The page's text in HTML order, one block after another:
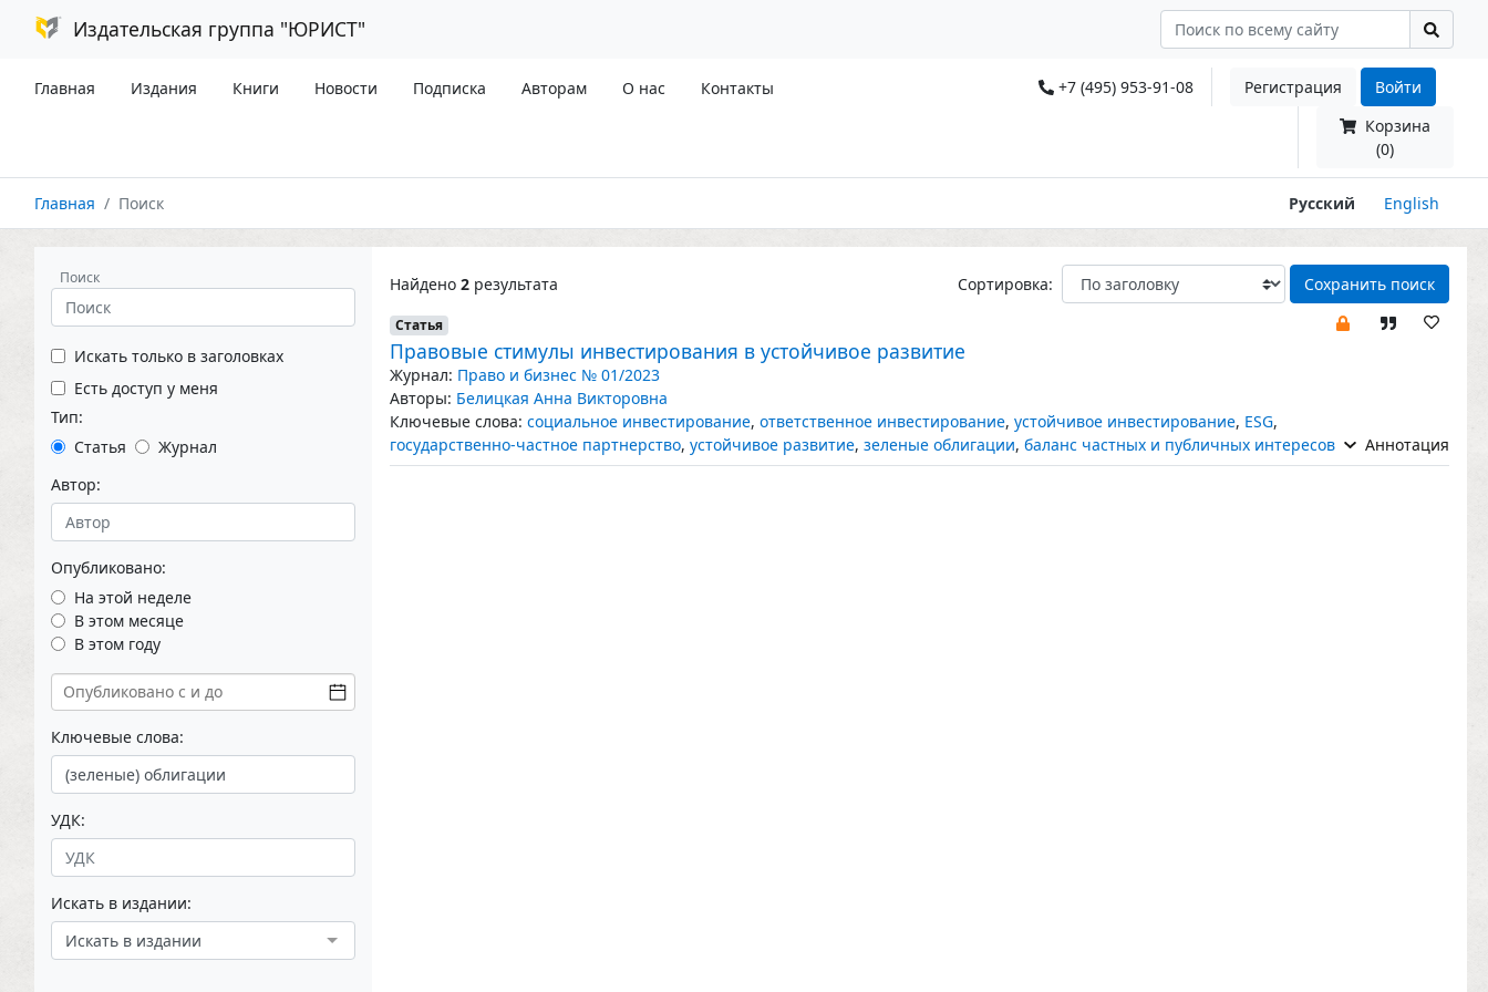
Издательская группа "ЮРИСТ"
Главная Издания Книги Новости Подписка Авторам О нас Контакты +7 (495) 953-91-08 Регистрация
Войти
Корзина
(0)
Главная Поиск Русский English
Поиск
Искать только в заголовках
Есть доступ у меня
Тип:
Статья
Журнал
Автор:
Опубликовано:
На этой неделе
В этом месяце
В этом году
Ключевые слова:
УДК:
Искать в издании:
Искать в издании
Найдено 2 результата Сортировка: Сохранить поиск
Статья
Правовые стимулы инвестирования в устойчивое развитие
Журнал: Право и бизнес № 01/2023
Авторы: Белицкая Анна Викторовна
Ключевые слова: социальное инвестирование, ответственное инвестирование, устойчивое инвестирование, ESG,
государственно-частное партнерство, устойчивое развитие, зеленые облигации, баланс частных и публичных интересов Аннотация